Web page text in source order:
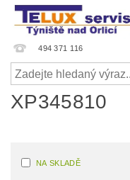
494 371 116
XP345810
NA SKLADĚ